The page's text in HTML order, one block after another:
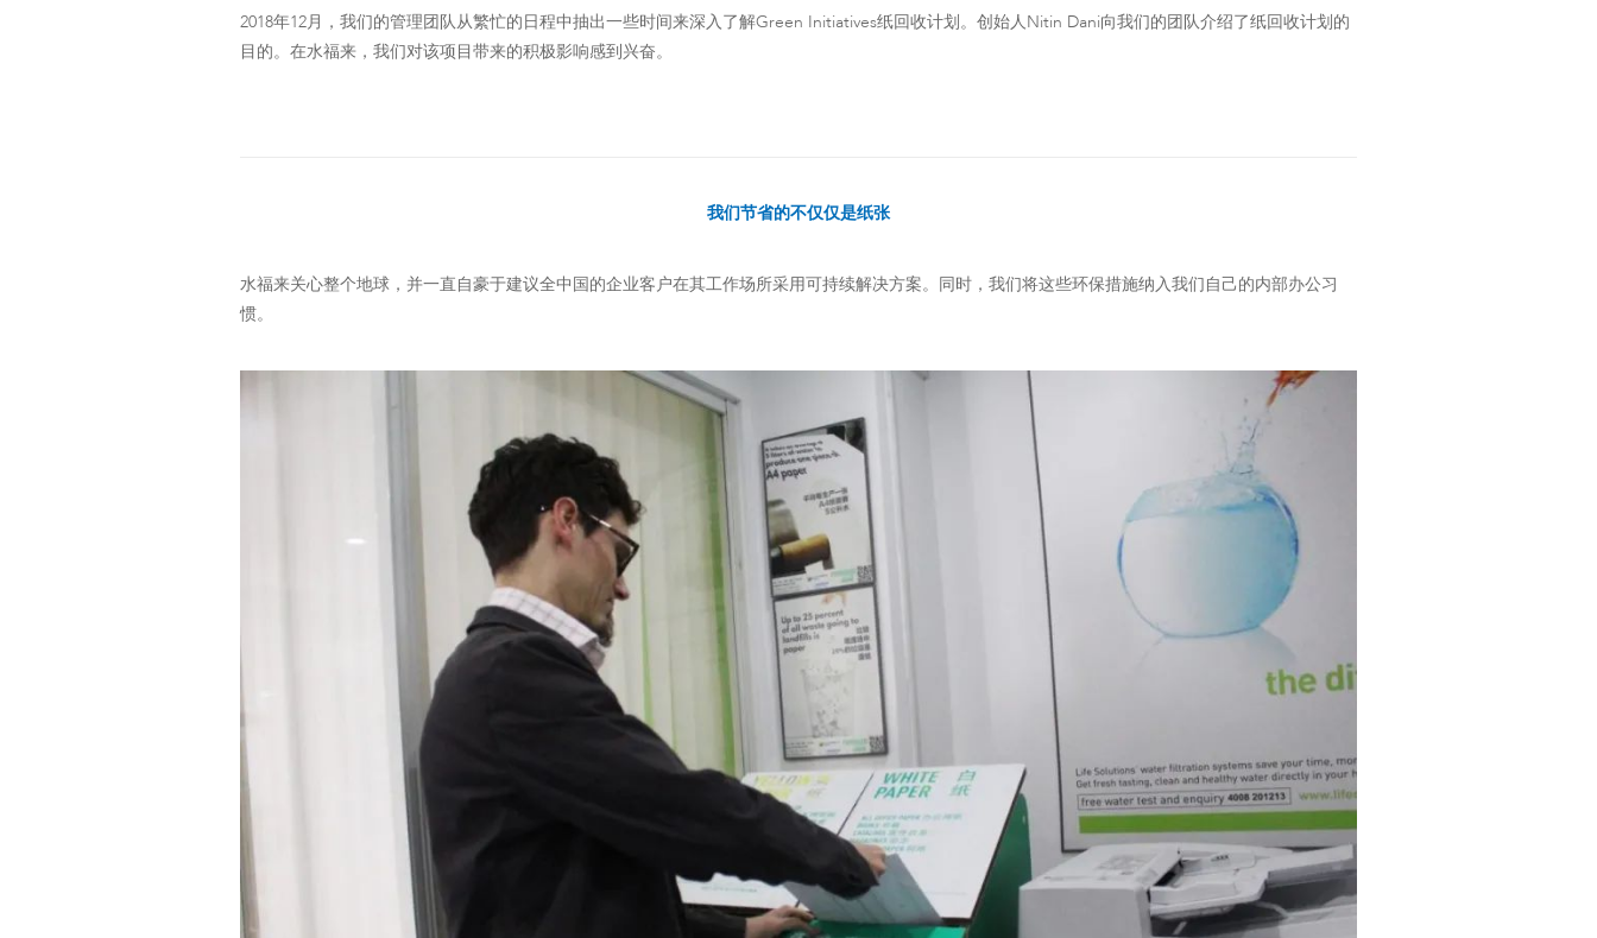
2018年12月，我们的管理团队从繁忙的日程中抽出一些时间来深入了解Green Initiatives纸回收计划。创始人Nitin Dani向我们的团队介绍了纸回收计划的
目的。在水福来，我们对该项目带来的积极影响感到兴奋。
我们节省的不仅仅是纸张
水福来关心整个地球，并一直自豪于建议全中国的企业客户在其工作场所采用可持续解决方案。同时，我们将这些环保措施纳入我们自己的内部办公习
惯。